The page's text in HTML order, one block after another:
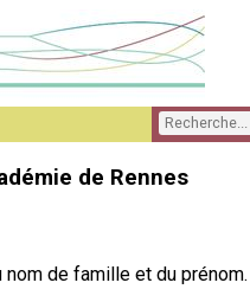
de Rennes
de famille et du prénom.